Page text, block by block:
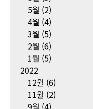
5월 (2)
4월 (4)
3월 (5)
2월 (6)
1월 (5)
2022
12월 (6)
11월 (2)
9월 (4)